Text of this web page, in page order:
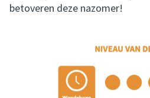
betoveren deze nazomer!